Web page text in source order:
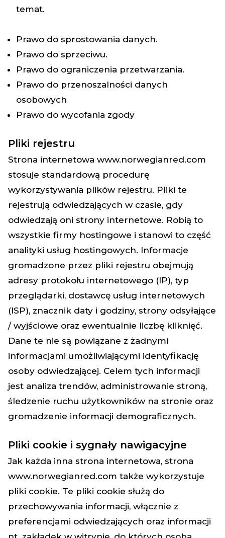
temat.
Prawo do sprostowania danych.
Prawo do sprzeciwu.
Prawo do ograniczenia przetwarzania.
Prawo do przenoszalności danych
osobowych
Prawo do wycofania zgody
Pliki rejestru
Strona internetowa www.norwegianred.com
stosuje standardową procedurę
wykorzystywania plików rejestru. Pliki te
rejestrują odwiedzających w czasie, gdy
odwiedzają oni strony internetowe. Robią to
wszystkie firmy hostingowe i stanowi to część
analityki usług hostingowych. Informacje
gromadzone przez pliki rejestru obejmują
adresy protokołu internetowego (IP), typ
przeglądarki, dostawcę usług internetowych
(ISP), znacznik daty i godziny, strony odsyłające
/ wyjściowe oraz ewentualnie liczbę kliknięć.
Dane te nie są powiązane z żadnymi
informacjami umożliwiającymi identyfikację
osoby odwiedzającej. Celem tych informacji
jest analiza trendów, administrowanie stroną,
śledzenie ruchu użytkowników na stronie oraz
gromadzenie informacji demograficznych.
Pliki cookie i sygnały nawigacyjne
Jak każda inna strona internetowa, strona
www.norwegianred.com także wykorzystuje
pliki cookie. Te pliki cookie służą do
przechowywania informacji, włącznie z
preferencjami odwiedzających oraz informacji